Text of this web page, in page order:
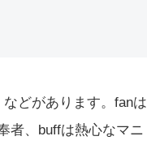
などがあります。fanは
者、buffは熱心なマニ